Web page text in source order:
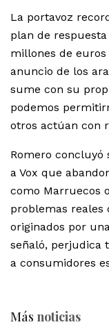
La portavoz
plan de
millones de
anuncio de los
sume con su
podemos
otros actúan con
Romero concluyó
a Vox que
como Marruecos
problemas reales
originados por
señaló, perjudica
a consumidores
Más noticias